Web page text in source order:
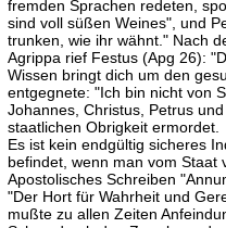
fremden Sprachen redeten,
sind voll süßen Weines", und
trunken, wie ihr wähnt." Nach
Agrippa rief Festus (Apg 26):
Wissen bringt dich um den
entgegnete: "Ich bin nicht von
Johannes, Christus, Petrus
staatlichen Obrigkeit ermordet.
Es ist kein endgültig sicheres
befindet, wenn man vom Staat
Apostolisches Schreiben
"Der Hort für Wahrheit und
mußte zu allen Zeiten